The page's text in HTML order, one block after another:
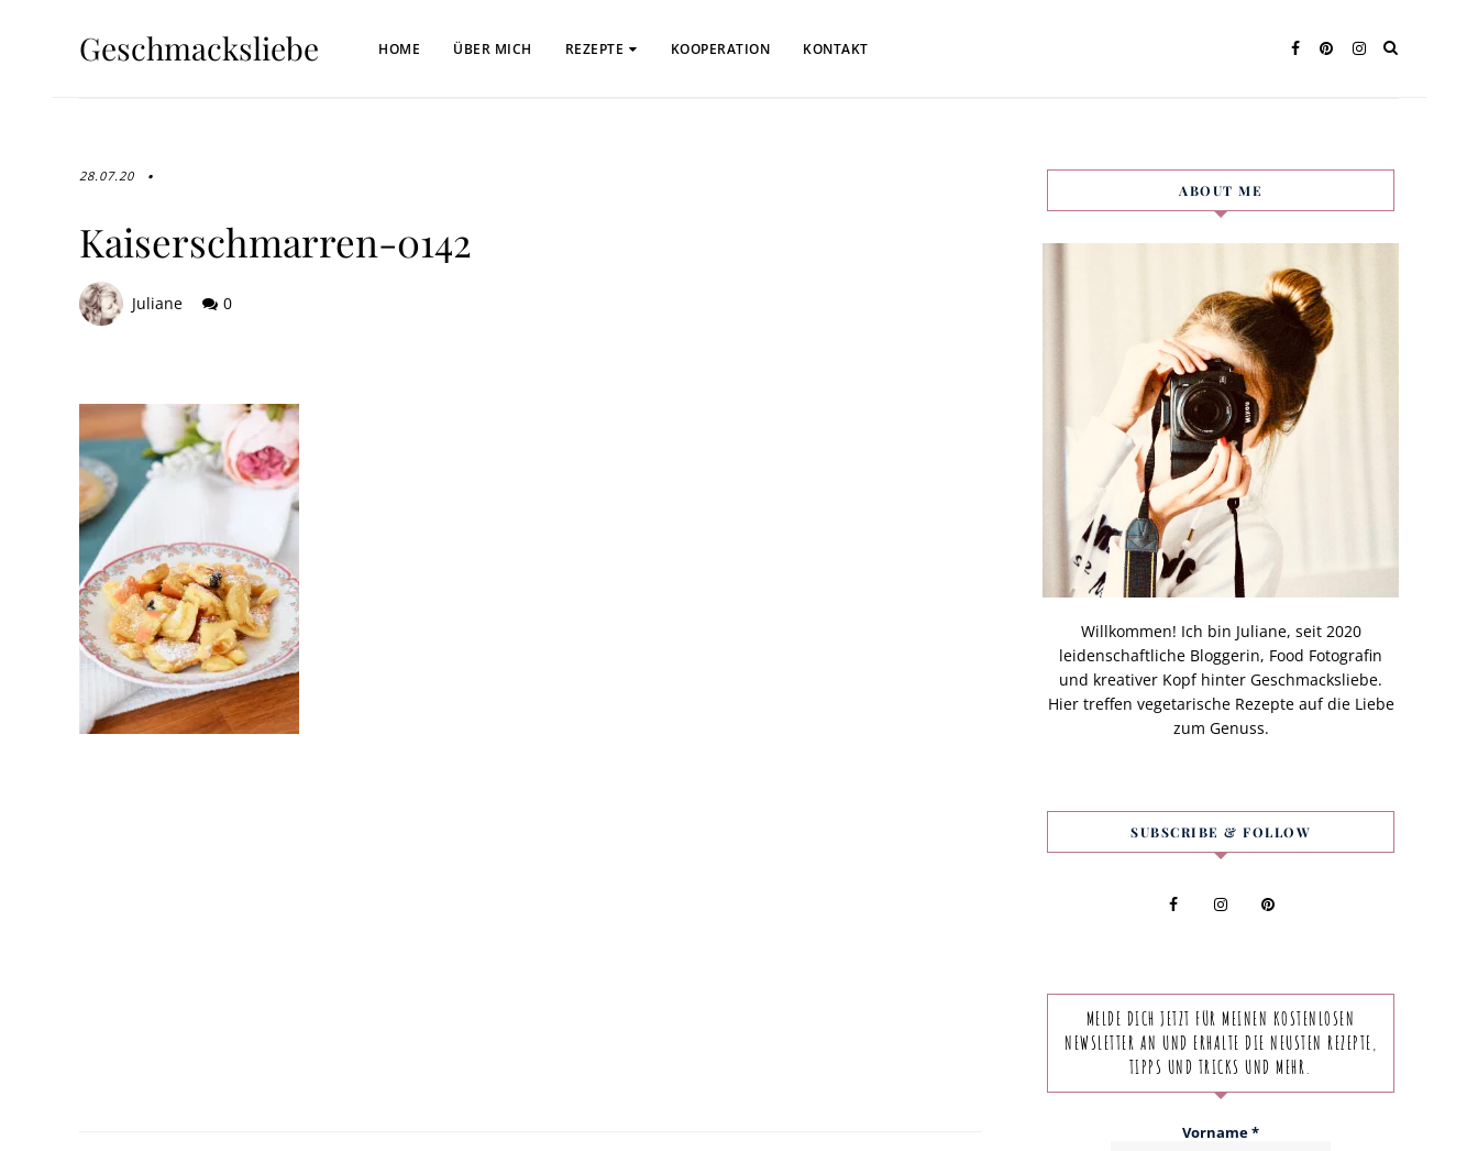
Geschmacksliebe HOME ÜBER MICH REZEPTE KOOPERATION KONTAKT
28.07.20
Kaiserschmarren-0142
Juliane 0
ABOUT ME
Willkommen! Ich bin Juliane, seit 2020
leidenschaftliche Bloggerin, Food Fotografin
und kreativer Kopf hinter Geschmacksliebe.
Hier treffen vegetarische Rezepte auf die Liebe
zum Genuss.
SUBSCRIBE & FOLLOW
MELDE DICH JETZT FÜR MEINEN KOSTENLOSEN
NEWSLETTER AN UND ERHALTE DIE NEUSTEN REZEPTE,
TIPPS UND TRICKS UND MEHR.
Vorname*